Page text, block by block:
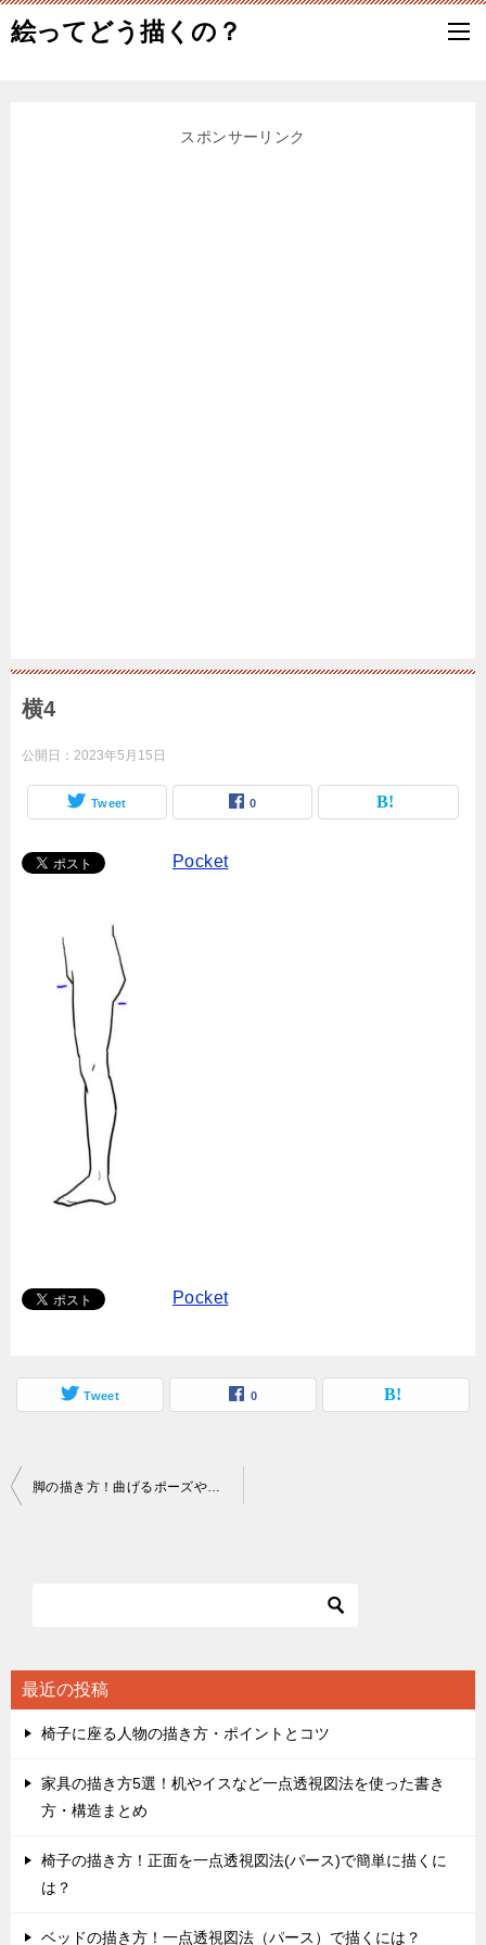
絵ってどう描くの？
スポンサーリンク
横4
公開日： 2023年5月15日
Tweet 0
Pocket
Pocket
Tweet 0
投
シ
ョ
脚の描き方！曲げるポーズやアタリの取り方は？
最近の投稿
椅子に座る人物の描き方・ポイントとコツ
家具の描き方5選！机やイスなど一点透視図法を使った書き
方・構造まとめ
椅子の描き方！正面を一点透視図法(パース)で簡単に描くに
は？
ベッドの描き方！一点透視図法（パース）で描くには？